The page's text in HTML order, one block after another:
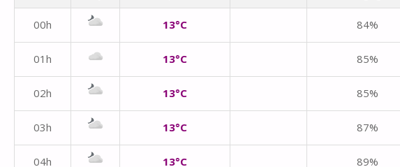
00h 13°C 84%
01h 13°C 85%
02h 13°C 85%
03h 13°C 87%
04h 13°C 89%